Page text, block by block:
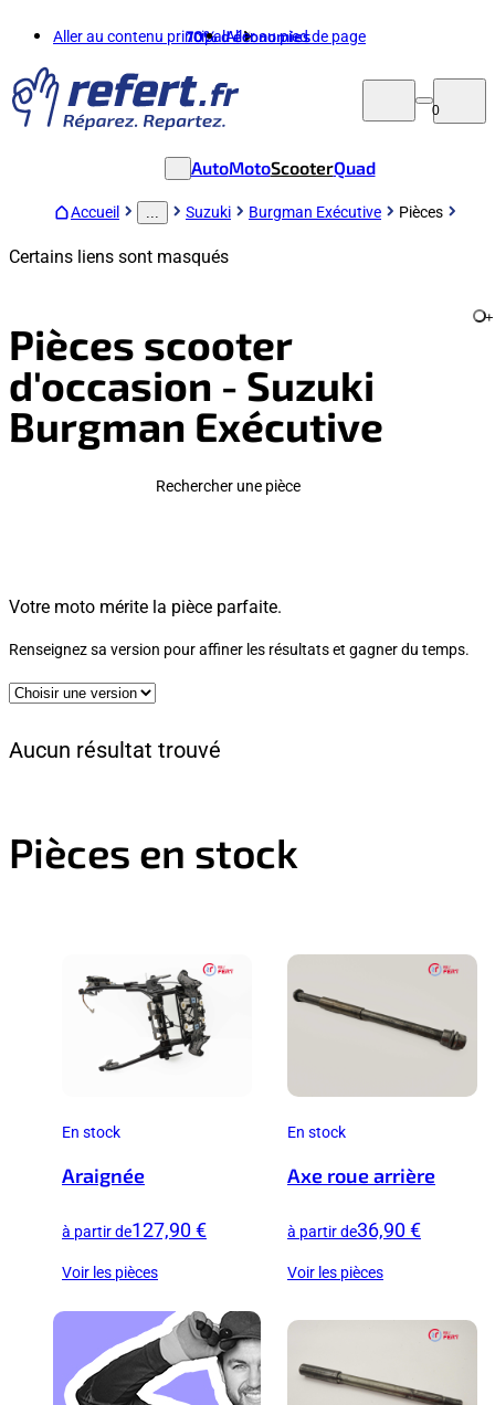
Aller au contenu principalAller au pied de page
70%d'économies
0
AutoMotoScooterQuad
Accueil Suzuki Burgman Exécutive Pièces
Certains liens sont masqués
Pièces scooter
d'occasion - Suzuki
Burgman Exécutive
+
Rechercher une pièce
Votre moto mérite la pièce parfaite.
Renseignez sa version pour affiner les résultats et gagner du temps.
Aucun résultat trouvé
Pièces en stock
En stock
Araignée
à partir de127,90 €
Voir les pièces
En stock
Axe roue arrière
à partir de36,90 €
Voir les pièces